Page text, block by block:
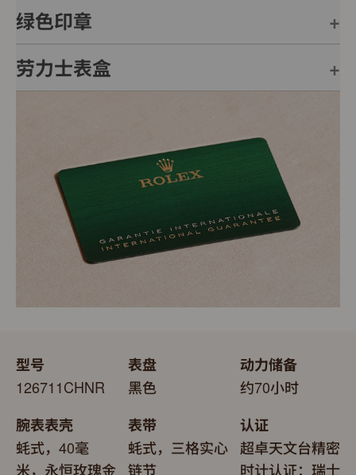
绿色印章
每只劳力士腕表均附有全球五年保用保证，并附上绿色印
章，此印章是超卓天文台精密时计的象征。此认证除了证
劳力士表盒
送礼之用亦非常合适，接收礼物者会感到愉悦非常。
型号
126711CHNR
腕表表壳
蚝式，40毫
米，永恒玫瑰金
表盘
黑色
表带
蚝式，三格实心
链节
动力储备
约70小时
认证
超卓天文台精密
时计认证：瑞士